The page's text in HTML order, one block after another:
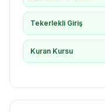
Tekerlekli Giriş
Kuran Kursu